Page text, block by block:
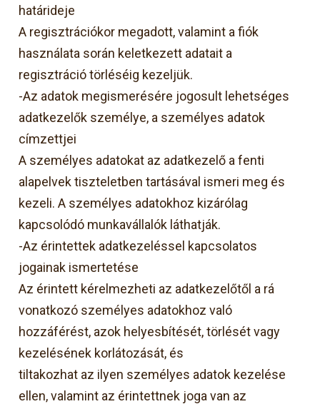
határideje
A regisztrációkor megadott, valamint a fiók
használata során keletkezett adatait a
regisztráció törléséig kezeljük.
-Az adatok megismerésére jogosult lehetséges
adatkezelők személye, a személyes adatok
címzettjei
A személyes adatokat az adatkezelő a fenti
alapelvek tiszteletben tartásával ismeri meg és
kezeli. A személyes adatokhoz kizárólag
kapcsolódó munkavállalók láthatják.
-Az érintettek adatkezeléssel kapcsolatos
jogainak ismertetése
Az érintett kérelmezheti az adatkezelőtől a rá
vonatkozó személyes adatokhoz való
hozzáférést, azok helyesbítését, törlését vagy
kezelésének korlátozását, és
tiltakozhat az ilyen személyes adatok kezelése
ellen, valamint az érintettnek joga van az